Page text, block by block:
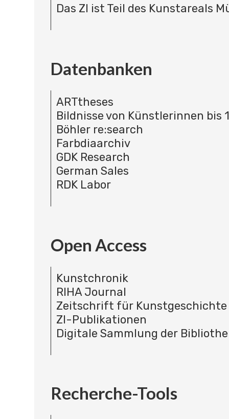
Das ZI ist Teil des Kunstareals
Datenbanken
ARTtheses
Bildnisse von Künstlerinnen bis
Böhler re:search
Farbdiaarchiv
GDK Research
German Sales
RDK Labor
Open Access
Kunstchronik
RIHA Journal
Zeitschrift für Kunstgeschichte
ZI-Publikationen
Digitale Sammlung der
Recherche-Tools